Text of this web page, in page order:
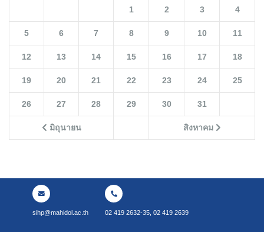
มิถุนายน สิงหาคม
1 2 3 4
5 6 7 8 9 10 11
12 13 14 15 16 17 18
19 20 21 22 23 24 25
26 27 28 29 30 31
sihp@mahidol.ac.th 02 419 2632-35, 02 419 2639